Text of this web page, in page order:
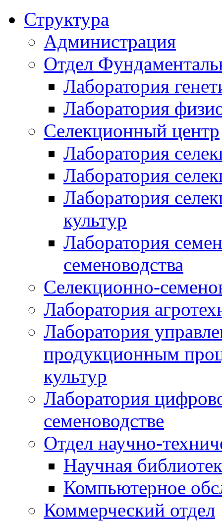
Структура
Администрация
Отдел
Лаборатория
Лаборатория
Селекционный центр
Лаборатория
Лаборатория
Лаборатория
культур
Лаборатория
семеноводства
Селекционно-
Лаборатория
Лаборатория
продукционным
культур
Лаборатория
семеноводстве
Отдел научно-
Научная
Компьютерное
Коммерческий отдел